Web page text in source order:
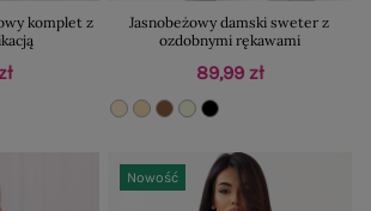
komplet z
Jasnobeżowy damski sweter z
ozdobnymi rękawami
89,99 zł
Nowość